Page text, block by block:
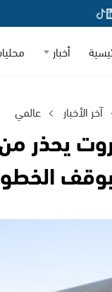
أخبار
آخر الأخبار عالمي
يحذر
بوقف